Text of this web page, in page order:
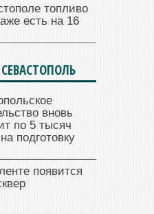
топливо
есть на 16
вновь
по 5 тысяч
подготовку
появится